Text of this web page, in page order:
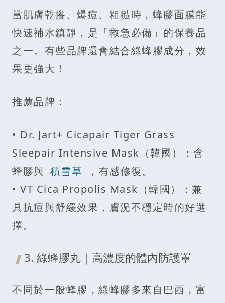
當肌膚乾癢、爆痘、粗糙時，蜂膠面膜能
快速補水鎮靜，是「救急必備」的保養品
之一。有些品牌還會結合綠蜂膠成分，效
果更強大！
推薦品牌：
• Dr. Jart+ Cicapair Tiger Grass
Sleepair Intensive Mask（韓國）：含
蜂膠與 積雪草
，有感修復。
• VT Cica Propolis Mask（韓國）：兼
具抗痘與舒緩效果，膚況不穩定時的好選
擇。
3. 綠蜂膠丸｜高濃度的體內防護罩
不同於一般蜂膠，綠蜂膠多來自巴西，富